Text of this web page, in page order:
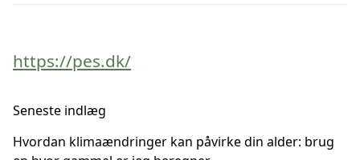
https://pes.dk/
Seneste indlæg
Hvordan klimaændringer kan påvirke din alder: brug